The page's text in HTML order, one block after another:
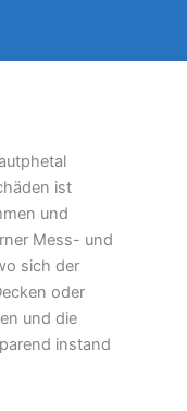
ist
und
Mess- und
sich der
oder
und die
instand